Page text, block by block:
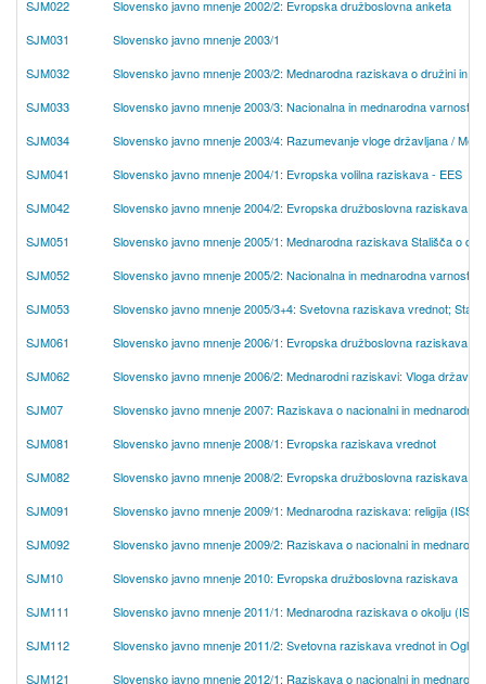
SJM022
Slovensko javno mnenje 2002/2: Evropska družboslovna anketa
SJM031
Slovensko javno mnenje 2003/1
SJM032
Slovensko javno mnenje 2003/2: Mednarodna raziskava o družini in
SJM033
Slovensko javno mnenje 2003/3: Nacionalna in mednarodna varnost;
SJM034
Slovensko javno mnenje 2003/4: Razumevanje vloge državljana /
SJM041
Slovensko javno mnenje 2004/1: Evropska volilna raziskava - EES
SJM042
Slovensko javno mnenje 2004/2: Evropska družboslovna raziskava
SJM051
Slovensko javno mnenje 2005/1: Mednarodna raziskava Stališča o delu
SJM052
Slovensko javno mnenje 2005/2: Nacionalna in mednarodna varnost
SJM053
Slovensko javno mnenje 2005/3+4: Svetovna raziskava vrednot;
SJM061
Slovensko javno mnenje 2006/1: Evropska družboslovna raziskava
SJM062
Slovensko javno mnenje 2006/2: Mednarodni raziskavi: Vloga države
SJM07
Slovensko javno mnenje 2007: Raziskava o nacionalni in mednarodni
SJM081
Slovensko javno mnenje 2008/1: Evropska raziskava vrednot
SJM082
Slovensko javno mnenje 2008/2: Evropska družboslovna raziskava
SJM091
Slovensko javno mnenje 2009/1: Mednarodna raziskava: religija
SJM092
Slovensko javno mnenje 2009/2: Raziskava o nacionalni in
SJM10
Slovensko javno mnenje 2010: Evropska družboslovna raziskava
SJM111
Slovensko javno mnenje 2011/1: Mednarodna raziskava o okolju
SJM112
Slovensko javno mnenje 2011/2: Svetovna raziskava vrednot in
SJM121
Slovensko javno mnenje 2012/1: Raziskava o nacionalni in